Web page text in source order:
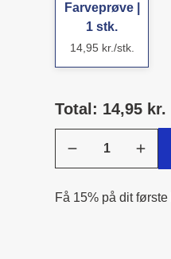
Farveprøve |
1 stk.
14,95 kr./stk.
Total: 14,95 kr.
Få 15% på dit første